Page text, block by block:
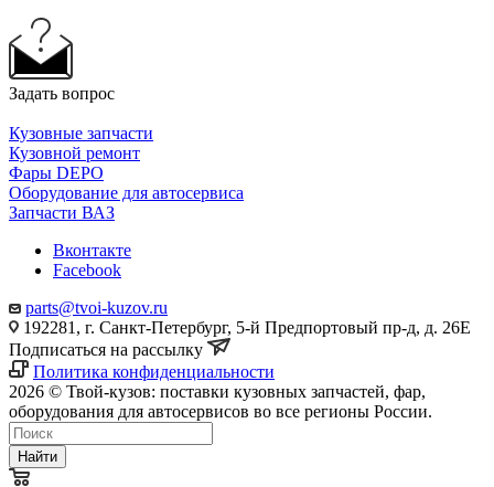
Задать вопрос
Кузовные запчасти
Кузовной ремонт
Фары DEPO
Оборудование для автосервиса
Запчасти ВАЗ
Вконтакте
Facebook
parts@tvoi-kuzov.ru
192281, г. Санкт-Петербург, 5-й Предпортовый пр-д, д. 26Е
Подписаться на рассылку
Политика конфиденциальности
2026 © Твой-кузов: поставки кузовных запчастей, фар,
оборудования для автосервисов во все регионы России.
Найти